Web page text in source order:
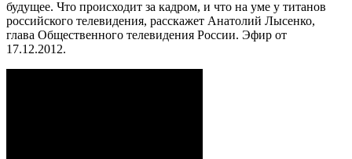
будущее. Что происходит за кадром, и что на уме у титанов
российского телевидения, расскажет Анатолий Лысенко,
глава Общественного телевидения России. Эфир от
17.12.2012.